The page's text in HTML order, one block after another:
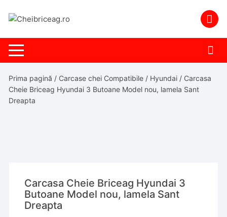
Prima pagină / Carcase chei Compatibile / Hyundai / Carcasa
Cheie Briceag Hyundai 3 Butoane Model nou, lamela Sant
Dreapta
Carcasa Cheie Briceag Hyundai 3
Butoane Model nou, lamela Sant
Dreapta